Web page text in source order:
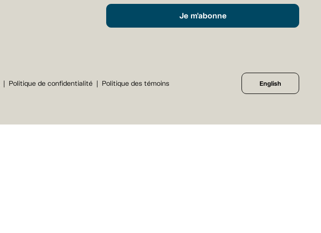
Je m'abonne
Politique de confidentialité Politique des témoins English